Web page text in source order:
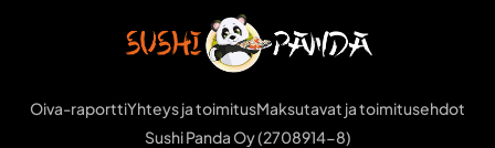
Oiva-raporttiYhteys ja toimitusMaksutavat ja toimitusehdot
Sushi Panda Oy (2708914-8)